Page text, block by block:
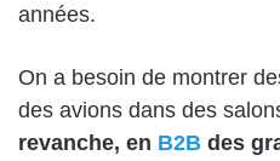
années.
On a besoin de montrer
des avions dans des
revanche, en B2B des